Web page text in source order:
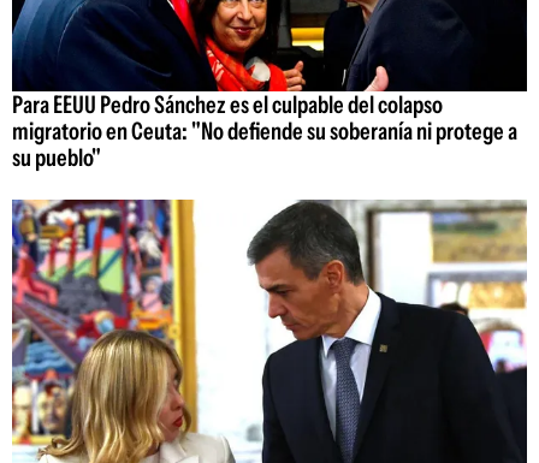
Para EEUU Pedro Sánchez es el culpable del colapso
migratorio en Ceuta: "No defiende su soberanía ni protege a
su pueblo"